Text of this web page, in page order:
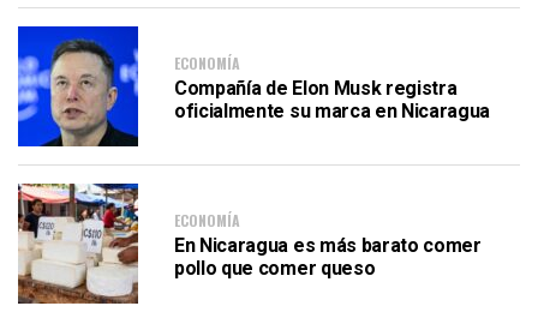
ECONOMÍA
Compañía de Elon Musk registra
oficialmente su marca en Nicaragua
ECONOMÍA
En Nicaragua es más barato comer
pollo que comer queso